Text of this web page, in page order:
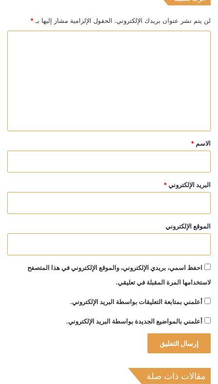
لن يتم نشر عنوان بريدك الإلكتروني. الحقول الإلزامية مشار إليها بـ *
*
الاسم *
البريد الإلكتروني *
الموقع الإلكتروني
احفظ اسمي، بريدي الإلكتروني، والموقع الإلكتروني في هذا المتصفح
لاستخدامها المرة المقبلة في تعليقي.
أعلمني بمتابعة التعليقات بواسطة البريد الإلكتروني.
أعلمني بالمواضيع الجديدة بواسطة البريد الإلكتروني.
مقالات ذات صلة